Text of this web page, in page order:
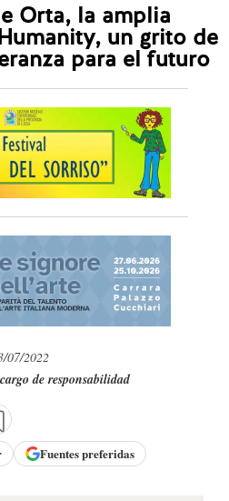
Orta, la amplia
un grito de
para el futuro
07/2022
de responsabilidad
Fuentes preferidas